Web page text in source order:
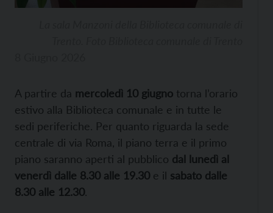
A partire da mercoledì 10 giugno torna l’orario
estivo alla Biblioteca comunale e in tutte le
sedi periferiche. Per quanto riguarda la sede
centrale di via Roma, il piano terra e il primo
piano saranno aperti al pubblico dal lunedì al
venerdì dalle 8.30 alle 19.30 e il sabato dalle
8.30 alle 12.30.